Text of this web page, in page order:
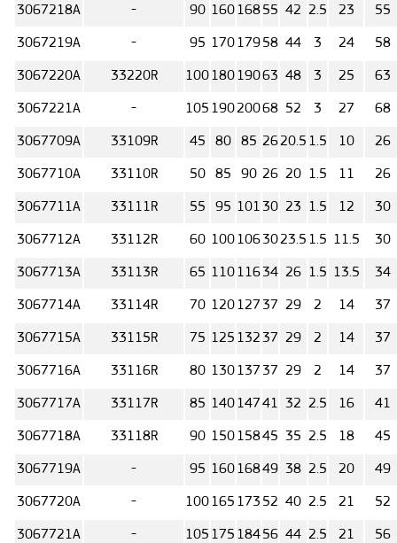
3067218А - 90 16016855 42 2.5 23 55
3067219А - 95 17017958 44 3 24 58
3067220А 33220R 10018019063 48 3 25 63
3067221А - 105 19020068 52 3 27 68
3067709А 33109R 45 80 85 2620.5 1.5 10 26
3067710А 33110R 50 85 90 26 20 1.5 11 26
3067711А 33111R 55 95 10130 23 1.5 12 30
3067712А 33112R 60 1001063023.5 1.5 11.5 30
3067713А 33113R 65 11011634 26 1.5 13.5 34
3067714А 33114R 70 12012737 29 2 14 37
3067715А 33115R 75 125 13237 29 2 14 37
3067716А 33116R 80 13013737 29 2 14 37
3067717А 33117R 85 14014741 32 2.5 16 41
3067718А 33118R 90 15015845 35 2.5 18 45
3067719А - 95 16016849 38 2.5 20 49
3067720А - 100165 173 52 40 2.5 21 52
3067721А - 105 175 18456 44 2.5 21 56